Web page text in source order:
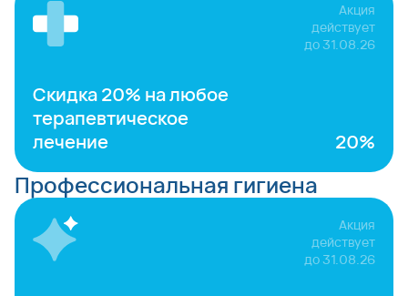
Акция
действует
до31.08.26
Скидка 20% на любое
терапевтическое
лечение
20%
Профессиональная гигиена
Акция
действует
до31.08.26